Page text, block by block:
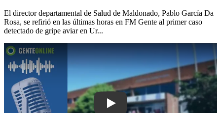
El director departamental de Salud de Maldonado, Pablo García Da
Rosa, se refirió en las últimas horas en FM Gente al primer caso
detectado de gripe aviar en Ur...
Play: Hospital de Maldonado refuerza